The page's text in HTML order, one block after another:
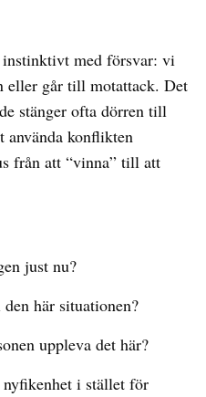
med försvar: vi
eller går till motattack. Det
stänger ofta dörren till
använda konflikten
från att “vinna” till att
just nu?
här situationen?
uppleva det här?
i stället för